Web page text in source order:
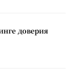
доверия